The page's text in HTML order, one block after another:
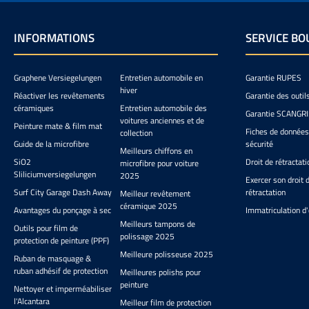
en peluche, permettant à la
Twisted 2.0 est un chiffon de
séchage pur, idéal pour les
céramique, un traitement
par spray ou de la cire.
Malgré sa composition
uniquement en fibres
torsadées, il reste très doux.
Microfibre ultra absorbante
pour le séchage de votre
véhicule Tissé sans bordures
pour une absorption
maximale sur les contours
Essorage possible et lavable
en machine Matériau : 70%
polyester, 30% polyamide
considérablement
anciens outils. Gobelet
doseur léger et
pour doser
snowfoams, APC et
microfibres
incassable
antiadhésive
liquides de coller
place dans la
detailing Parfait
le shampooing dans
de lavage Se
plusieurs
INFORMATIONS
Graphene Versiegelungen
Réactiver les revêtements
céramiques
Peinture mate & film mat
Guide de la microfibre
SiO2
Sliliciumversiegelungen
Surf City Garage Dash Away
Avantages du ponçage à sec
Outils pour film de
protection de peinture (PPF)
Ruban de masquage &
ruban adhésif de protection
Nettoyer et imperméabiliser
l'Alcantara
Entretien automobile en
hiver
Entretien automobile des
voitures anciennes et de
collection
Meilleurs chiffons en
microfibre pour voiture
2025
Meilleur revêtement
céramique 2025
Meilleurs tampons de
polissage 2025
Meilleure polisseuse 2025
Meilleures polishs pour
peinture
Meilleur film de protection
SERVICE
Garantie RUPES
Garantie des
Garantie
Fiches de
sécurité
Droit de
Exercer son droit
rétractation
Immatriculation